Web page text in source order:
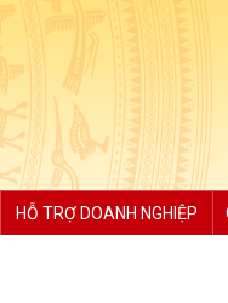
HỖ TRỢ DOANH NGHIỆP